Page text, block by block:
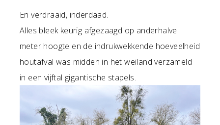
En verdraaid, inderdaad.
Alles bleek keurig afgezaagd op anderhalve
meter hoogte en de indrukwekkende hoeveelheid
houtafval was midden in het weiland verzameld
in een vijftal gigantische stapels.